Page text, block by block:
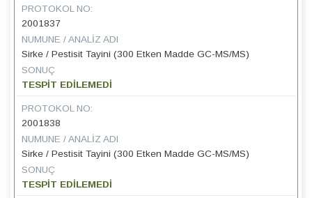
PROTOKOL NO:
2001837
NUMUNE / ANALIZ ADI
Sirke / Pestisit Tayini (300 Etken Madde GC-MS/MS)
SONUÇ
TESPİT EDİLEMEDİ
PROTOKOL NO:
2001838
NUMUNE / ANALIZ ADI
Sirke / Pestisit Tayini (300 Etken Madde GC-MS/MS)
SONUÇ
TESPİT EDİLEMEDİ